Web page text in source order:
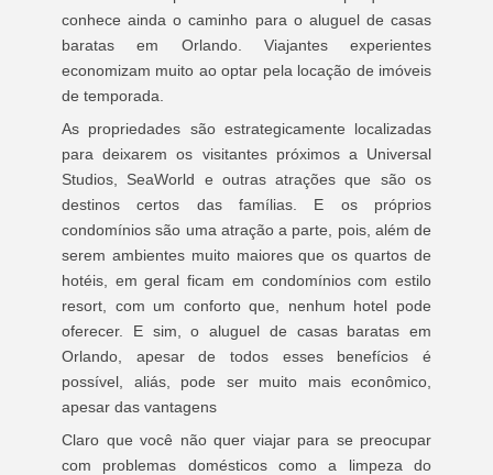
conhece ainda o caminho para o aluguel de casas
baratas em Orlando. Viajantes experientes
economizam muito ao optar pela locação de imóveis
de temporada.
As propriedades são estrategicamente localizadas
para deixarem os visitantes próximos a Universal
Studios, SeaWorld e outras atrações que são os
destinos certos das famílias. E os próprios
condomínios são uma atração a parte, pois, além de
serem ambientes muito maiores que os quartos de
hotéis, em geral ficam em condomínios com estilo
resort, com um conforto que, nenhum hotel pode
oferecer. E sim, o aluguel de casas baratas em
Orlando, apesar de todos esses benefícios é
possível, aliás, pode ser muito mais econômico,
apesar das vantagens
Claro que você não quer viajar para se preocupar
com problemas domésticos como a limpeza do